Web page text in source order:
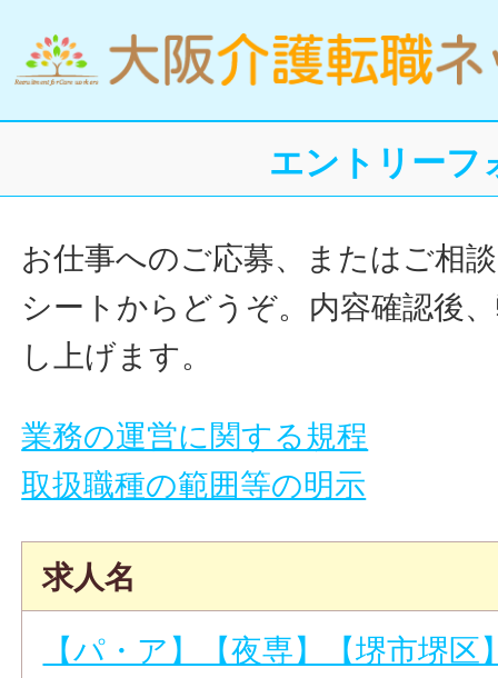
エントリーフ
お仕事へのご応募、またはご相
シートからどうぞ。内容確認後
し上げます。
業務の運営に関する規程
取扱職種の範囲等の明示
求人名
【パ・ア】【夜専】【堺市堺